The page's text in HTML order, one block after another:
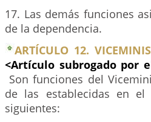
17. Las demás funciones
de la dependencia.
ARTÍCULO 12.
<Artículo subrogado por
Son funciones del
de las establecidas en el
siguientes: